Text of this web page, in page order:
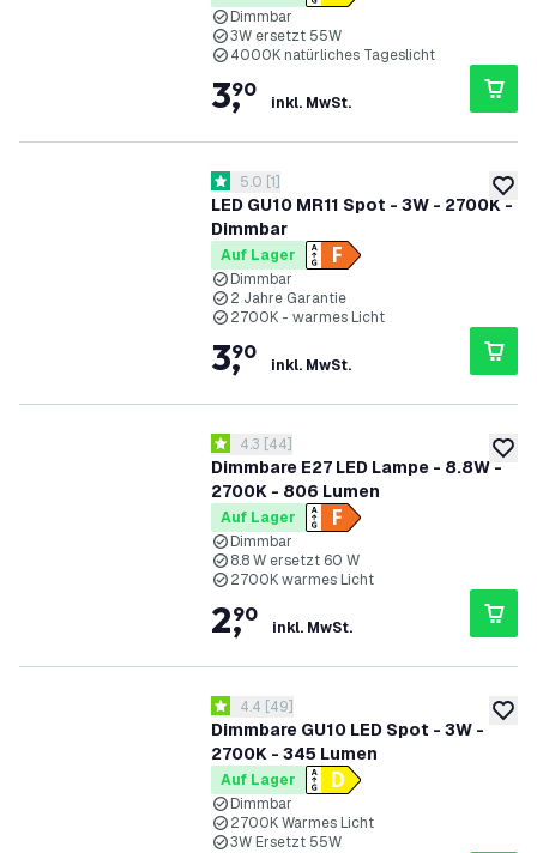
Dimmbar
3W ersetzt 55W
4000K natürliches Tageslicht
3,
90
inkl. MwSt.
zur
LED GU10 MR11 Spot - 3W - 2700K -
Dimmbar
Bewertungsbereich öffnen
5 Bewertungssterne
5.0 [1]
Auf Lager
Dimmbar
2 Jahre Garantie
2700K - warmes Licht
3,
90
inkl. MwSt.
zur
Dimmbare E27 LED Lampe - 8.8W -
2700K - 806 Lumen
Bewertungsbereich öffnen
4.3 Bewertungssterne
4.3 [44]
Auf Lager
Dimmbar
8.8 W ersetzt 60 W
2700K warmes Licht
2,
90
inkl. MwSt.
zur
Dimmbare GU10 LED Spot - 3W -
2700K - 345 Lumen
Bewertungsbereich öffnen
4.4 Bewertungssterne
4.4 [49]
Auf Lager
Dimmbar
2700K Warmes Licht
3W Ersetzt 55W